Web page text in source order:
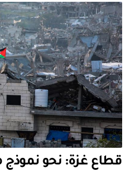
قطاع غزة: نحو نموذج